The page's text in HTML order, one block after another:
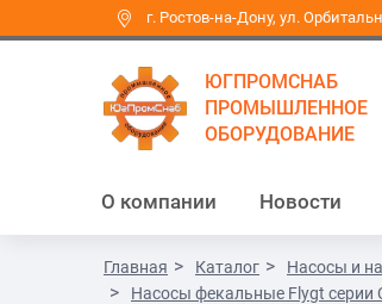
г. Ростов-на-Дону, ул.
ЮГПРОМСНАБ
ПРОМЫШЛЕННОЕ
ОБОРУДОВАНИЕ
О компании Новости
Главная Каталог Насосы и
Насосы фекальные Flygt серии